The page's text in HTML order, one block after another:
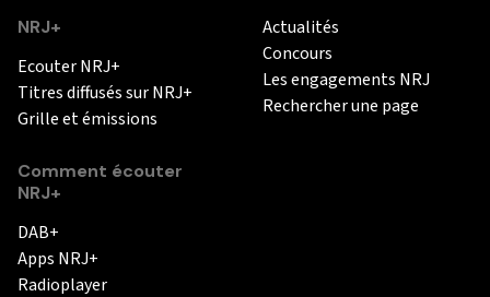
NRJ+
Ecouter NRJ+
Titres diffusés sur NRJ+
Grille et émissions
Comment écouter
NRJ+
DAB+
Apps NRJ+
Radioplayer
Actualités
Concours
Les engagements NRJ
Rechercher une page